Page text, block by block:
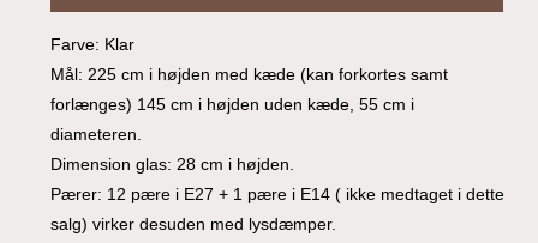
Farve: Klar
Mål: 225 cm i højden med kæde (kan forkortes samt
forlænges) 145 cm i højden uden kæde, 55 cm i
diameteren.
Dimension glas: 28 cm i højden.
Pærer: 12 pære i E27 + 1 pære i E14 ( ikke medtaget i dette
salg) virker desuden med lysdæmper.